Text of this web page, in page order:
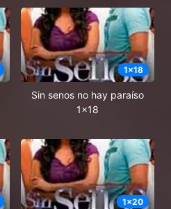
1x18
Sin senos no hay paraíso
1x18
1x20